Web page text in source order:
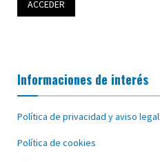
Informaciones de interés
Política de privacidad y aviso legal
Política de cookies